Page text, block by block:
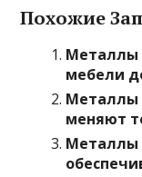
Похожие
Металлы
мебели
Металлы
меняют
Металлы